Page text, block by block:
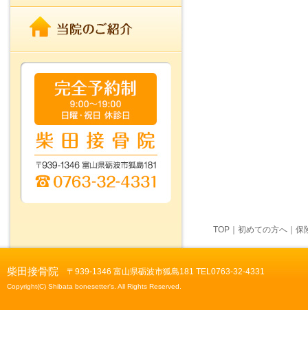
TOP 初めての方へ 保
柴田接骨院 〒939-1346 富山県砺波市狐島181 TEL0763-32-4331
Copyright(C) Shibata bonesetter's. All Rights Reserved.